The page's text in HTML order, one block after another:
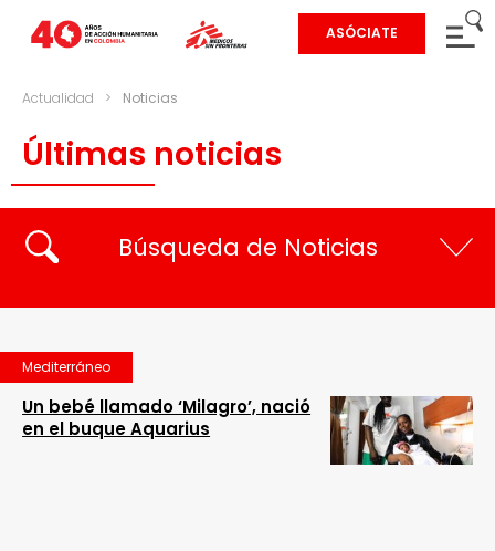
ASÓCIATE
Actualidad > Noticias
Últimas noticias
Búsqueda de Noticias
Mediterráneo
Un bebé llamado ‘Milagro’, nació
en el buque Aquarius